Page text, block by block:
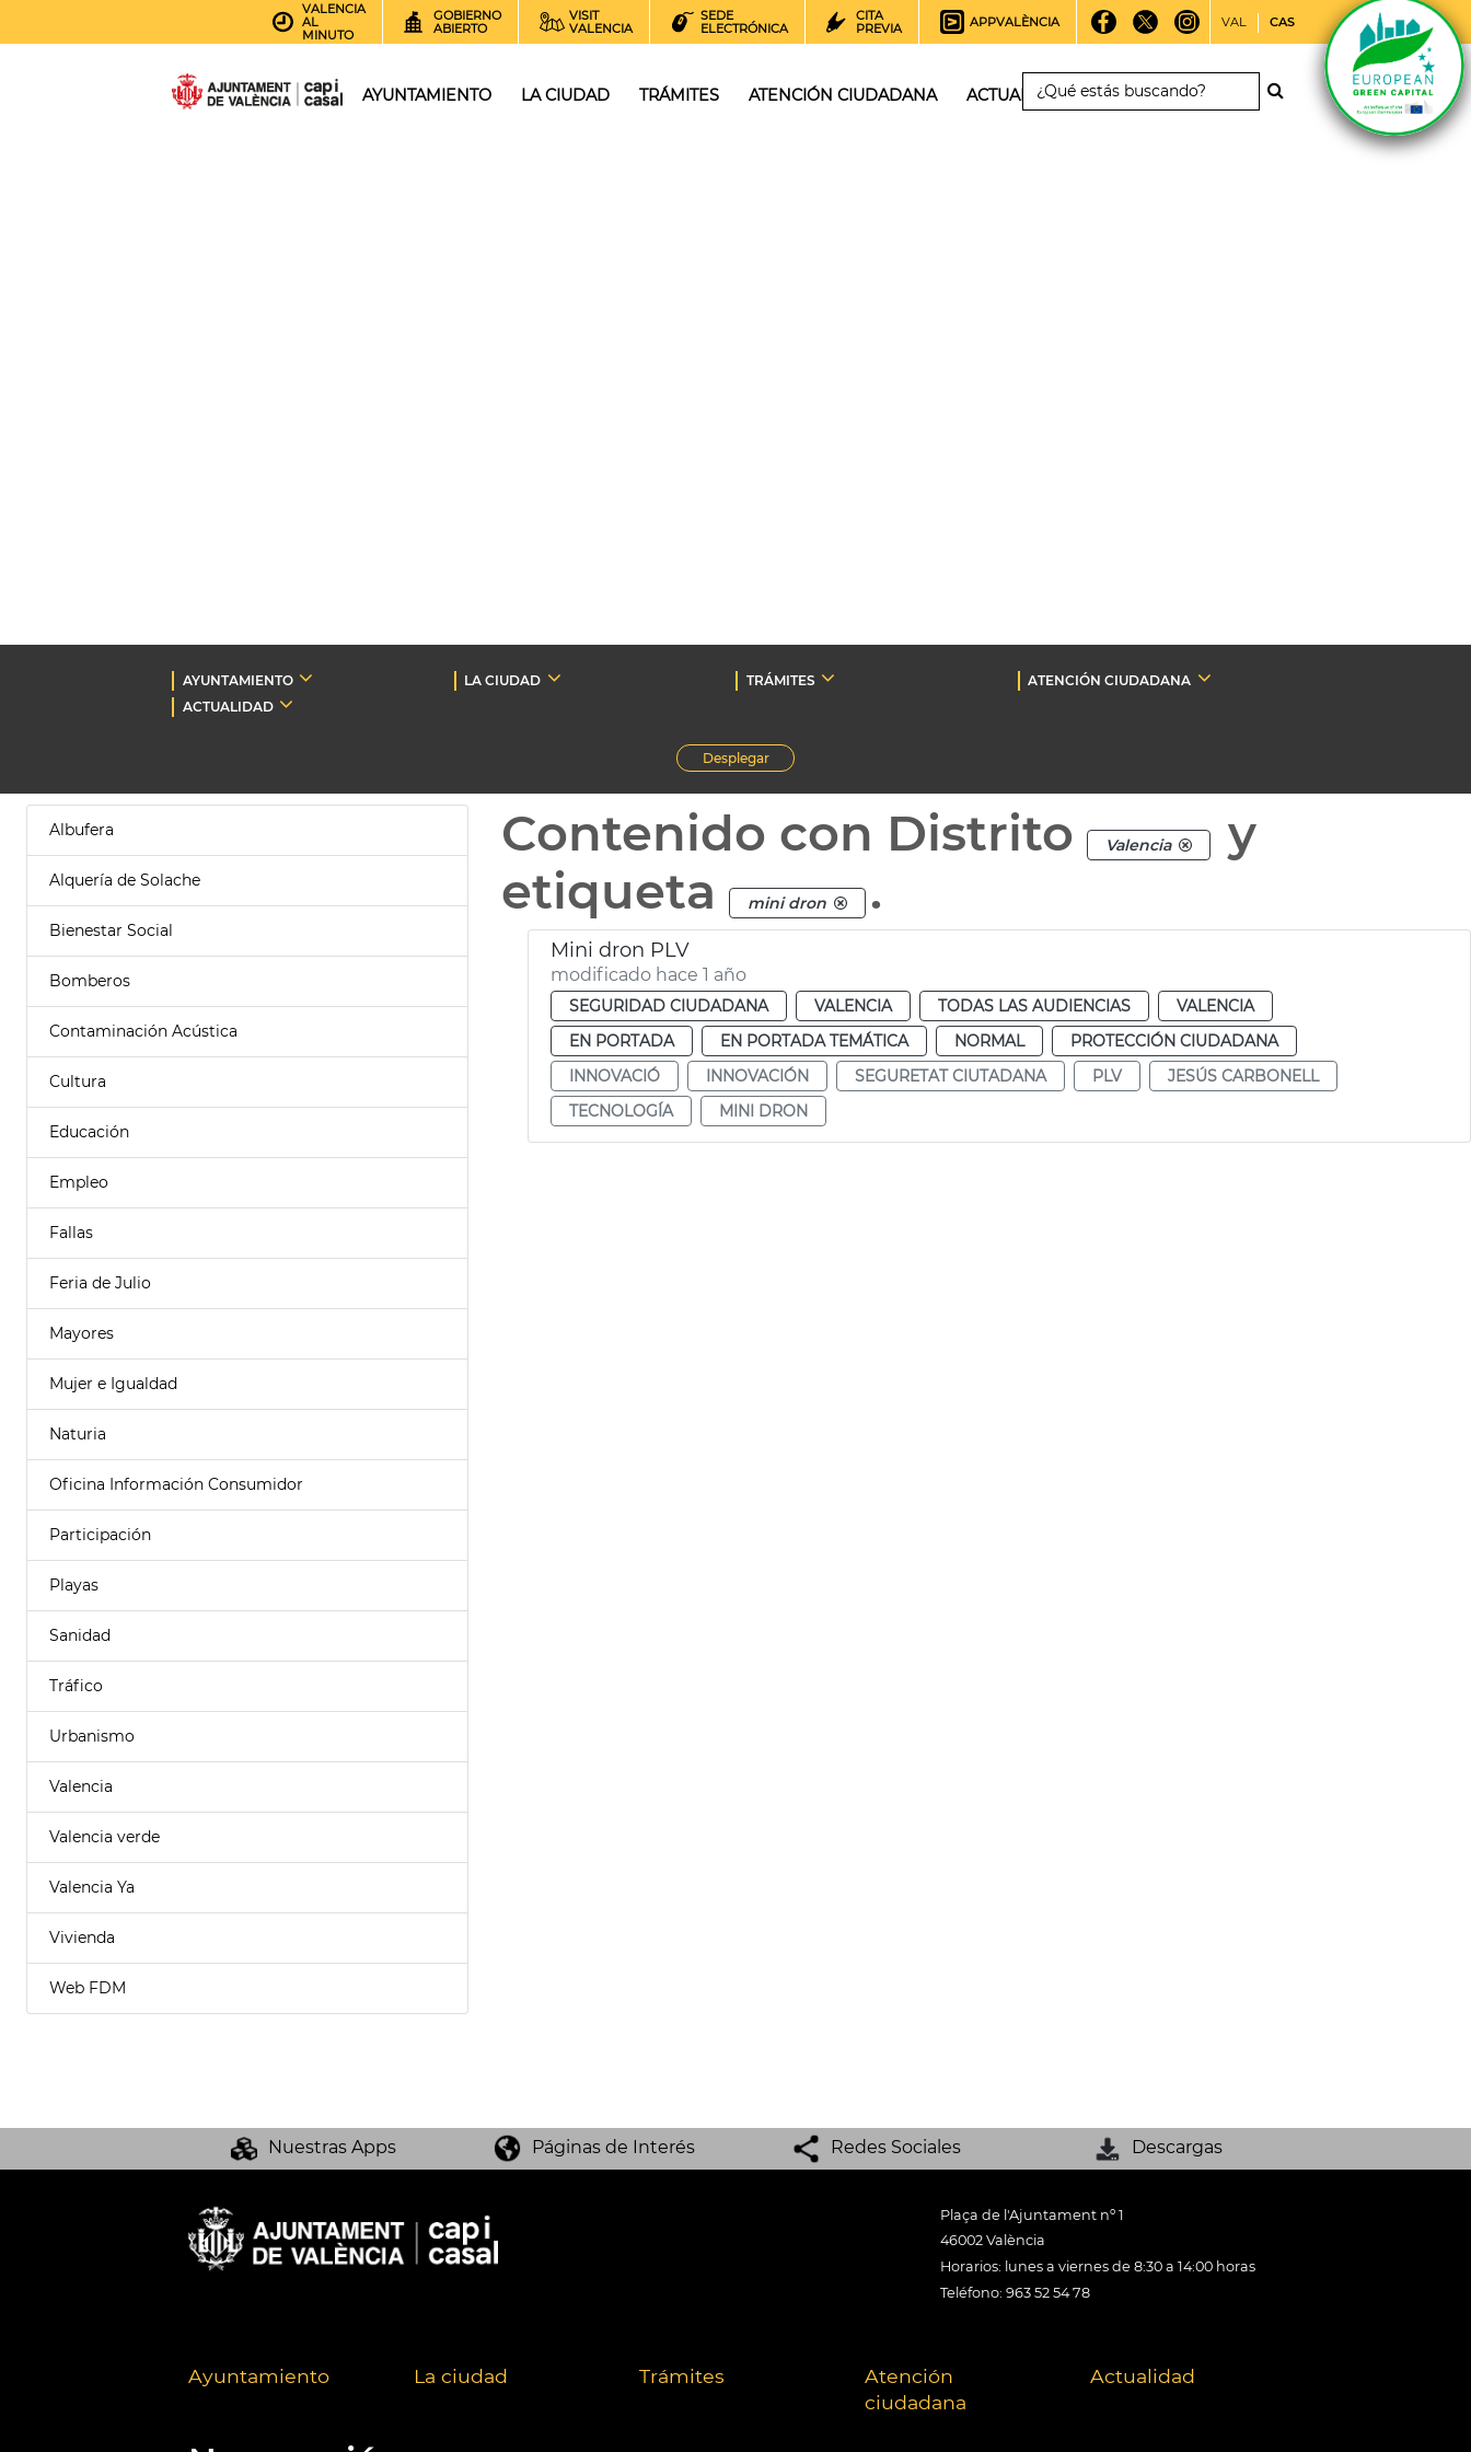
VALENCIA
AL
MINUTO
GOBIERNO
ABIERTO
VISIT
VALENCIA
SEDE
ELECTRÓNICA
CITA
PREVIA
APPVALÈNCIA VAL CAS
AYUNTAMIENTO LA CIUDAD TRÁMITES ATENCIÓN CIUDADANA ACTUALIDAD
AYUNTAMIENTO LA CIUDAD TRÁMITES
ATENCIÓN CIUDADANA
ACTUALIDAD
Desplegar
Albufera
Alquería de Solache
Bienestar Social
Bomberos
Contaminación Acústica
Cultura
Educación
Empleo
Fallas
Feria de Julio
Mayores
Mujer e Igualdad
Naturia
Oficina Información Consumidor
Participación
Playas
Sanidad
Tráfico
Urbanismo
Valencia
Valencia verde
Valencia Ya
Vivienda
Web FDM
Contenido con Distrito Valencia
y
etiqueta
mini dron .
Mini dron PLV
modificado hace 1 año
SEGURIDAD CIUDADANA VALENCIA TODAS LAS AUDIENCIAS
VALENCIA
EN PORTADA
EN PORTADA TEMÁTICA NORMAL
PROTECCIÓN CIUDADANA
INNOVACIÓ
INNOVACIÓN SEGURETAT CIUTADANA PLV
JESÚS CARBONELL
TECNOLOGÍA
MINI DRON
Nuestras Apps Páginas de Interés Redes Sociales Descargas
Plaça de l'Ajuntament nº 1
46002 València
Horarios: lunes a viernes de 8:30 a 14:00 horas
Teléfono: 963 52 54 78
Ayuntamiento La ciudad Trámites
Atención
ciudadana
Actualidad